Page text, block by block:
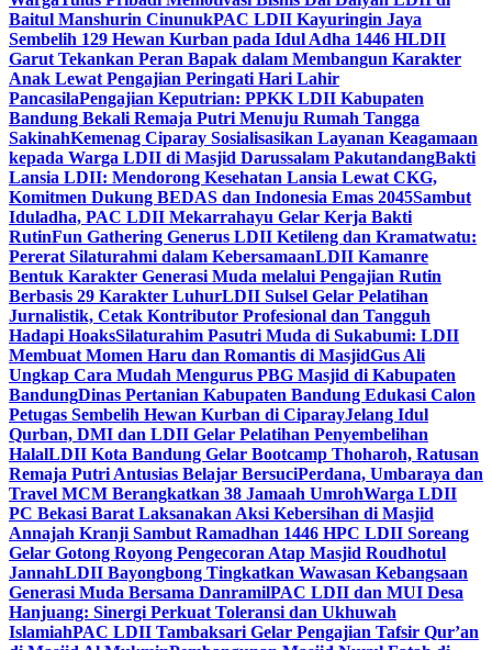
Baitul Manshurin CinunukPAC LDII Kayuringin Jaya
Sembelih 129 Hewan Kurban pada Idul Adha 1446 HLDII
Garut Tekankan Peran Bapak dalam Membangun Karakter
Anak Lewat Pengajian Peringati Hari Lahir
PancasilaPengajian Keputrian: PPKK LDII Kabupaten
Bandung Bekali Remaja Putri Menuju Rumah Tangga
SakinahKemenag Ciparay Sosialisasikan Layanan Keagamaan
kepada Warga LDII di Masjid Darussalam PakutandangBakti
Lansia LDII: Mendorong Kesehatan Lansia Lewat CKG,
Komitmen Dukung BEDAS dan Indonesia Emas 2045Sambut
Iduladha, PAC LDII Mekarrahayu Gelar Kerja Bakti
RutinFun Gathering Generus LDII Ketileng dan Kramatwatu:
Pererat Silaturahmi dalam KebersamaanLDII Kamanre
Bentuk Karakter Generasi Muda melalui Pengajian Rutin
Berbasis 29 Karakter LuhurLDII Sulsel Gelar Pelatihan
Jurnalistik, Cetak Kontributor Profesional dan Tangguh
Hadapi HoaksSilaturahim Pasutri Muda di Sukabumi: LDII
Membuat Momen Haru dan Romantis di MasjidGus Ali
Ungkap Cara Mudah Mengurus PBG Masjid di Kabupaten
BandungDinas Pertanian Kabupaten Bandung Edukasi Calon
Petugas Sembelih Hewan Kurban di CiparayJelang Idul
Qurban, DMI dan LDII Gelar Pelatihan Penyembelihan
HalalLDII Kota Bandung Gelar Bootcamp Thoharoh, Ratusan
Remaja Putri Antusias Belajar BersuciPerdana, Umbaraya dan
Travel MCM Berangkatkan 38 Jamaah UmrohWarga LDII
PC Bekasi Barat Laksanakan Aksi Kebersihan di Masjid
Annajah Kranji Sambut Ramadhan 1446 HPC LDII Soreang
Gelar Gotong Royong Pengecoran Atap Masjid Roudhotul
JannahLDII Bayongbong Tingkatkan Wawasan Kebangsaan
Generasi Muda Bersama DanramilPAC LDII dan MUI Desa
Hanjuang: Sinergi Perkuat Toleransi dan Ukhuwah
IslamiahPAC LDII Tambaksari Gelar Pengajian Tafsir Qur’an